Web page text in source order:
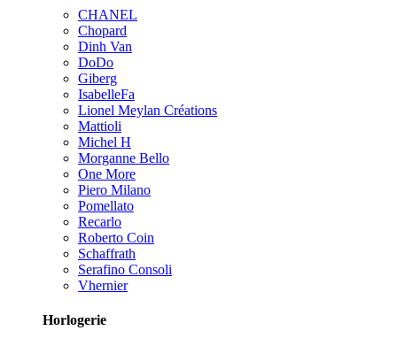
CHANEL
Chopard
Dinh Van
DoDo
Giberg
IsabelleFa
Lionel Meylan Créations
Mattioli
Michel H
Morganne Bello
One More
Piero Milano
Pomellato
Recarlo
Roberto Coin
Schaffrath
Serafino Consoli
Vhernier
Horlogerie